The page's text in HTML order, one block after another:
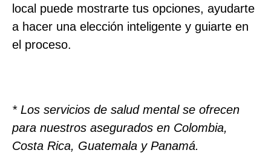
local puede mostrarte tus opciones, ayudarte
a hacer una elección inteligente y guiarte en
el proceso.
* Los servicios de salud mental se ofrecen
para nuestros asegurados en Colombia,
Costa Rica, Guatemala y Panamá.